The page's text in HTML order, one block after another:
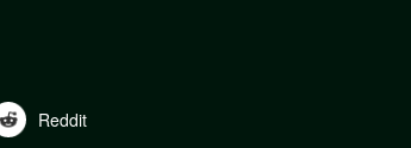
Reddit